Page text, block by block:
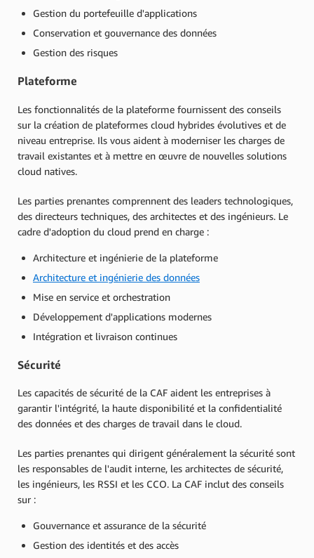
Gestion du portefeuille d'applications
Conservation et gouvernance des données
Gestion des risques
Plateforme
Les fonctionnalités de la plateforme fournissent des conseils
sur la création de plateformes cloud hybrides évolutives et de
niveau entreprise. Ils vous aident à moderniser les charges de
travail existantes et à mettre en œuvre de nouvelles solutions
cloud natives.
Les parties prenantes comprennent des leaders technologiques,
des directeurs techniques, des architectes et des ingénieurs. Le
cadre d'adoption du cloud prend en charge :
Architecture et ingénierie de la plateforme
Architecture et ingénierie des données
Mise en service et orchestration
Développement d'applications modernes
Intégration et livraison continues
Sécurité
Les capacités de sécurité de la CAF aident les entreprises à
garantir l'intégrité, la haute disponibilité et la confidentialité
des données et des charges de travail dans le cloud.
Les parties prenantes qui dirigent généralement la sécurité sont
les responsables de l'audit interne, les architectes de sécurité,
les ingénieurs, les RSSI et les CCO. La CAF inclut des conseils
sur :
Gouvernance et assurance de la sécurité
Gestion des identités et des accès